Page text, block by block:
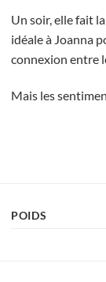
Un soir, elle fait
idéale à Joanna
connexion entre
Mais les
POIDS